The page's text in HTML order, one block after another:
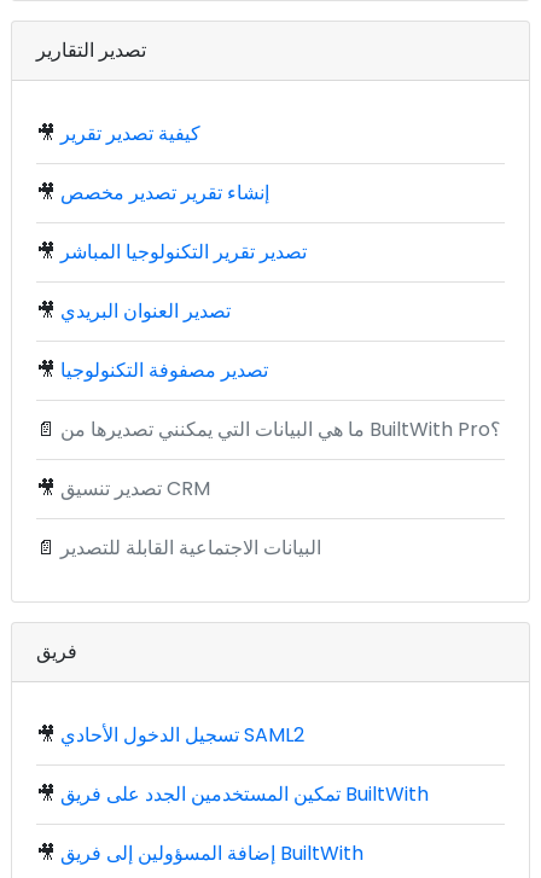
تصدير التقارير
🎥 كيفية تصدير تقرير
🎥 إنشاء تقرير تصدير مخصص
🎥 تصدير تقرير التكنولوجيا المباشر
🎥 تصدير العنوان البريدي
🎥 تصدير مصفوفة التكنولوجيا
📄 ما هي البيانات التي يمكنني تصديرها من BuiltWith Pro؟
🎥 تصدير تنسيق CRM
📄 البيانات الاجتماعية القابلة للتصدير
فريق
🎥 تسجيل الدخول الأحادي SAML2
🎥 تمكين المستخدمين الجدد على فريق BuiltWith
🎥 إضافة المسؤولين إلى فريق BuiltWith